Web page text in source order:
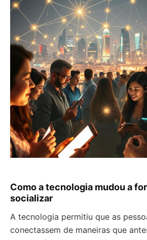
Como a tecnologia mudou a
socializar
A tecnologia permitiu que as
conectassem de maneiras que